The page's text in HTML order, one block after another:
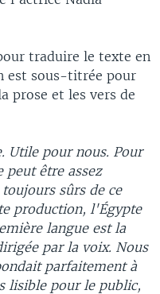
traduire le texte en
est sous-titrée pour
prose et les vers de
Utile pour nous. Pour
peut être assez
sûrs de ce
production, l'Égypte
langue est la
par la voix. Nous
parfaitement à
lisible pour le public,